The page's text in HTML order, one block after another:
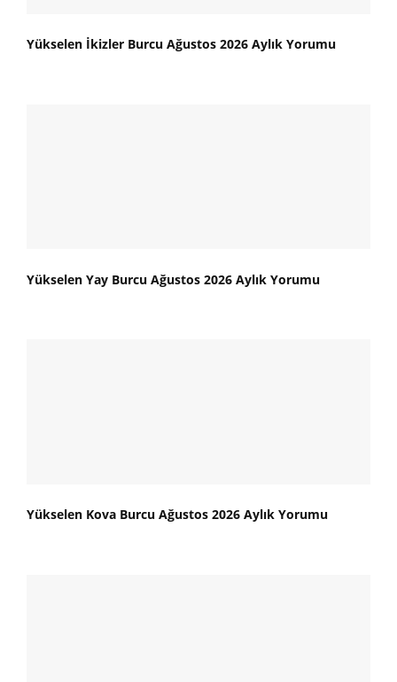
Yükselen İkizler Burcu Ağustos 2026 Aylık Yorumu
Yükselen Yay Burcu Ağustos 2026 Aylık Yorumu
Yükselen Kova Burcu Ağustos 2026 Aylık Yorumu